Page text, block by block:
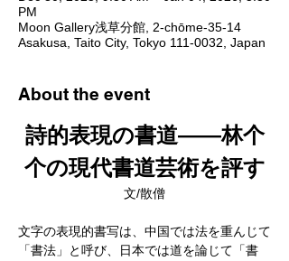
PM
Moon Gallery浅草分館, 2-chōme-35-14
Asakusa, Taito City, Tokyo 111-0032, Japan
About the event
詩的表現の書道――林个
个の現代書道芸術を評す
文/散僧
文字の表現的書写は、中国では法を重んじて
「書法」と呼び、日本では道を論じて「書